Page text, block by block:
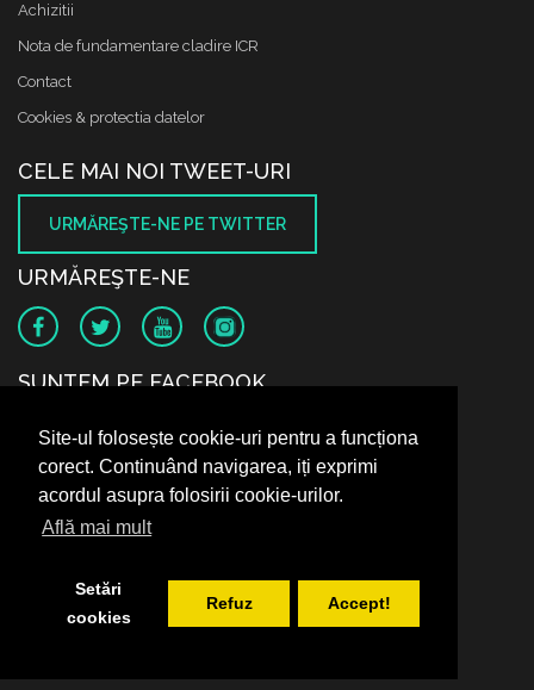
Site-ul folosește cookie-uri pentru a funcționa
corect. Continuând navigarea, iți exprimi
acordul asupra folosirii cookie-urilor.
Află mai mult
Setări
cookies
Refuz Accept!
Achizitii
Nota de fundamentare cladire ICR
Contact
Cookies & protectia datelor
CELE MAI NOI TWEET-URI
URMĂREŞTE-NE PE TWITTER
URMĂREŞTE-NE
SUNTEM PE FACEBOOK